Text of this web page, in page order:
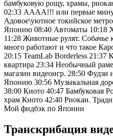
бамбуковую рощу, храмы,
02:33 АААА!!! или первые
Адовое\уютное токийское
Японию 08:40 Автоматы 10:18
11:28 Животные рулят.
много работают и что такое
20:15 TeamLab Borderless 21:37
квартира 23:34 Необычный
магазин видеоигр. 28:50 Фудзи
Японию 30:56 Музыкальная
38:00 Киото 40:47 Бамбуковая
храм Киото 42:40 Риокан.
Мой фидбэк по Японии
Транскрибация